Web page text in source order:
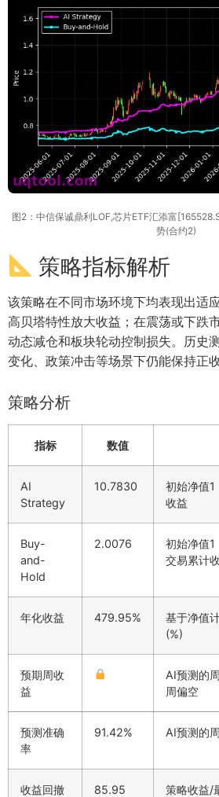
图2：中信保诚鼎利LOF,芯片ETF汇添富
势(合约2)
策略指标解析
该策略在不同市场环境下均表现出适
高贝塔特性放大收益；在震荡或下跌
动态减仓和板块轮动控制损失。历史
变化、政策冲击等场景下仍能保持正收
策略分析
指标 数值
AI
Strategy
10.7830
初始净值1
收益
Buy-
and-
Hold
2.0076
初始净值1
交易累计
年化收益 479.95%
基于净值
(%)
预期周收
益
AI预测的
周偏空
预测准确
率
91.42% AI预测的
收益回撤
85.95
策略收益/